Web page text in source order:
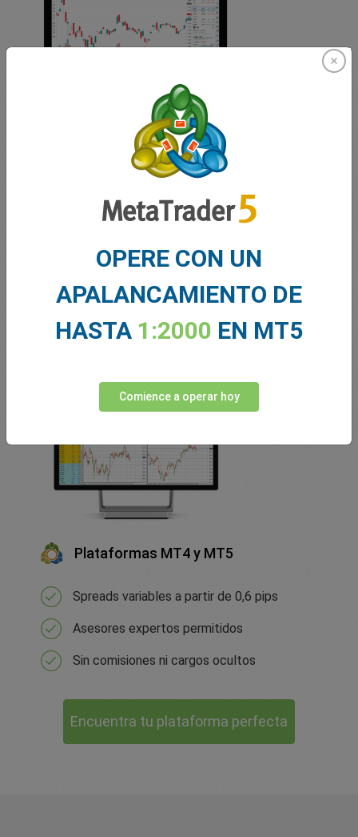
TradingView
Spreads fijos ajustados
comerciantes
Gráficos y análisis avanzados
Plataformas MT4 y MT5
Spreads variables a partir de 0,6 pips
Asesores expertos permitidos
Sin comisiones ni cargos ocultos
Encuentra tu plataforma perfecta
OPERE CON UN
APALANCAMIENTO DE
HASTA 1:2000 EN MT5
Comience a operar hoy